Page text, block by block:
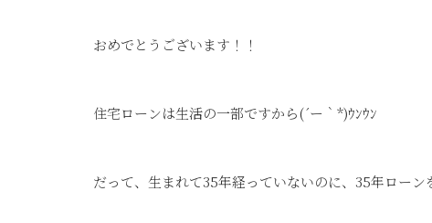
おめでとうございます！！
住宅ローンは生活の一部ですから(´ー｀*)ｳﾝｳﾝ
だって、生まれて35年経っていないのに、35年ロー